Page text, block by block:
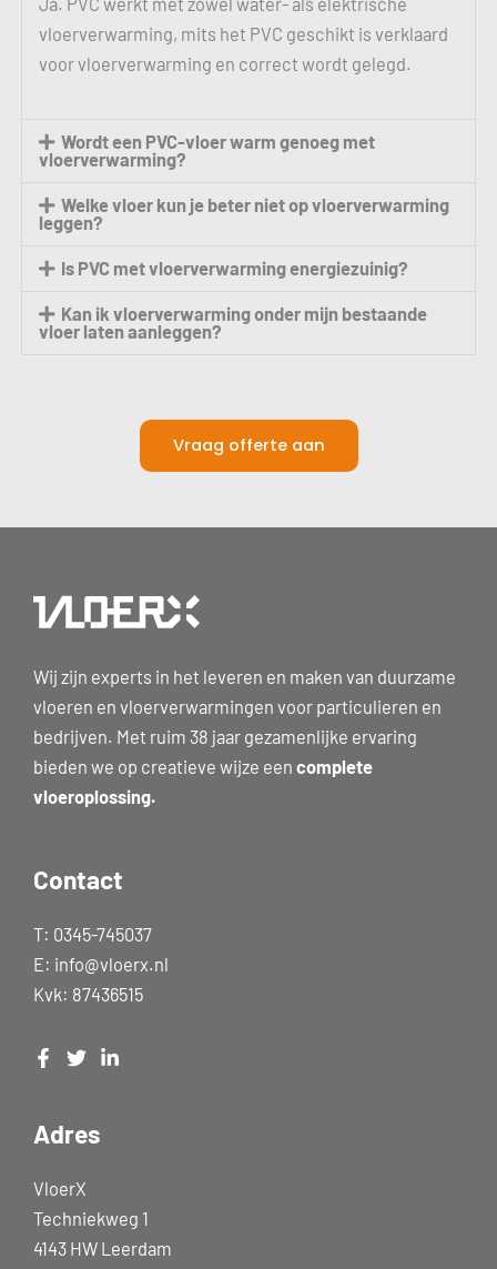
vloerverwarming, mits het PVC geschikt is verklaard
voor vloerverwarming en correct wordt gelegd.
Wordt een PVC-vloer warm genoeg met
vloerverwarming?
Welke vloer kun je beter niet op vloerverwarming
leggen?
Is PVC met vloerverwarming energiezuinig?
Kan ik vloerverwarming onder mijn bestaande
vloer laten aanleggen?
Vraag offerte aan
Wij zijn experts in het leveren en maken van duurzame
vloeren en vloerverwarmingen voor particulieren en
bedrijven. Met ruim 38 jaar gezamenlijke ervaring
bieden we op creatieve wijze een complete
vloeroplossing.
Contact
T: 0345-745037
E: info@vloerx.nl
Kvk: 87436515
Adres
VloerX
Techniekweg 1
4143 HW Leerdam